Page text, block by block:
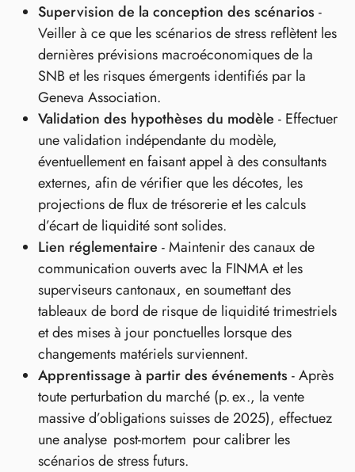
Supervision de la conception des scénarios -
Veiller à ce que les scénarios de stress reflètent les
dernières prévisions macroéconomiques de la
SNB et les risques émergents identifiés par la
Geneva Association.
Validation des hypothèses du modèle - Effectuer
une validation indépendante du modèle,
éventuellement en faisant appel à des consultants
externes, afin de vérifier que les décotes, les
projections de flux de trésorerie et les calculs
d’écart de liquidité sont solides.
Lien réglementaire - Maintenir des canaux de
communication ouverts avec la FINMA et les
superviseurs cantonaux, en soumettant des
tableaux de bord de risque de liquidité trimestriels
et des mises à jour ponctuelles lorsque des
changements matériels surviennent.
Apprentissage à partir des événements - Après
toute perturbation du marché (p. ex., la vente
massive d’obligations suisses de 2025), effectuez
une analyse post‑mortem pour calibrer les
scénarios de stress futurs.